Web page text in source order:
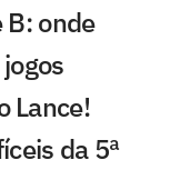
B: onde
Lance!
da 5ª